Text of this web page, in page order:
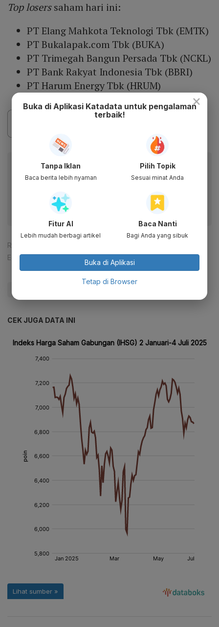
Top loserssaham hari ini:
PT Elang Mahkota Teknologi Tbk (EMTK)
PT Bukalapak.com Tbk (BUKA)
PT Trimegah Bangun Persada Tbk (NCKL)
PT Bank Rakyat Indonesia Tbk (BBRI)
PT Harum Energy Tbk (HRUM)
Baca artikel ini lewat aplikasi mobile.
Dapatkan pengalaman membaca lebih nyaman dan nikmati
Reporter:
Editor:
CEK JUGA DATA INI
×
Buka di Aplikasi Katadata untuk pengalaman
terbaik!
Tanpa Iklan
Baca berita lebih nyaman
Pilih Topik
Sesuai minat Anda
Fitur AI
Lebih mudah berbagi artikel
Baca Nanti
Bagi Anda yang sibuk
Buka di Aplikasi
Tetap di Browser